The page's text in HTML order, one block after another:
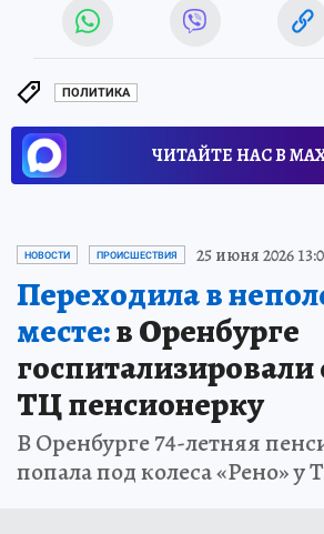
ПОЛИТИКА
ЧИТАЙТЕ НАС В
НОВОСТИ ПРОИСШЕСТВИЯ 25 июня 2026
Переходила в
месте:в Оренбурге
ТЦ пенсионерку
В Оренбурге 74-летняя
попала под колеса «Рено» у